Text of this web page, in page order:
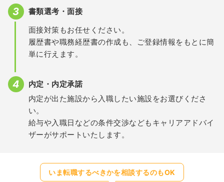
書類選考・面接
面接対策もお任せください。
履歴書や職務経歴書の作成も、ご登録情報をもとに簡
単に行えます。
内定・内定承諾
内定が出た施設から入職したい施設をお選びくださ
い。
給与や入職日などの条件交渉などもキャリアアドバイ
ザーがサポートいたします。
いま転職するべきかを相談するのもOK